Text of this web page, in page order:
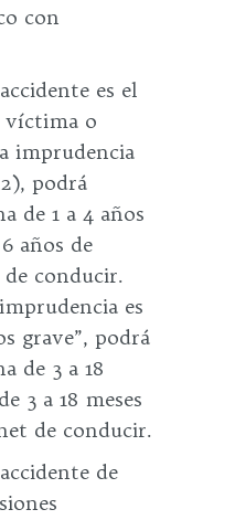
con
es el
víctima o
imprudencia
podrá
de 1 a 4 años
años de
conducir.
es
grave”, podrá
de 3 a 18
3 a 18 meses
de conducir.
de